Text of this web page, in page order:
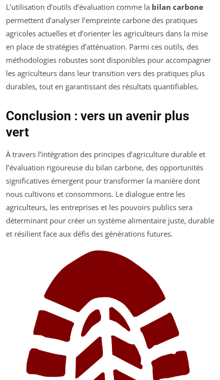
L’utilisation d’outils d’évaluation comme la bilan carbone
permettent d’analyser l’empreinte carbone des pratiques
agricoles actuelles et d’orienter les agriculteurs dans la mise
en place de stratégies d’atténuation. Parmi ces outils, des
méthodologies robustes sont disponibles pour accompagner
les agriculteurs dans leur transition vers des pratiques plus
durables, tout en garantissant des résultats quantifiables.
Conclusion : vers un avenir plus
vert
À travers l’intégration des principes d’agriculture durable et
l’évaluation rigoureuse du bilan carbone, des opportunités
significatives émergent pour transformer la manière dont
nous cultivons et consommons. Le dialogue entre les
agriculteurs, les entreprises et les pouvoirs publics sera
déterminant pour créer un système alimentaire juste, durable
et résilient face aux défis des générations futures.